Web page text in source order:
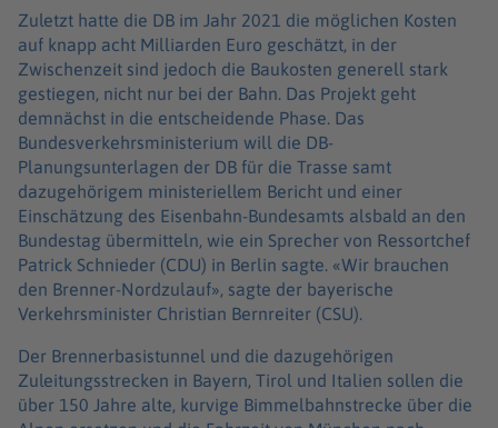
Zuletzt hatte die DB im Jahr 2021 die möglichen Kosten
auf knapp acht Milliarden Euro geschätzt, in der
Zwischenzeit sind jedoch die Baukosten generell stark
gestiegen, nicht nur bei der Bahn. Das Projekt geht
demnächst in die entscheidende Phase. Das
Bundesverkehrsministerium will die DB-
Planungsunterlagen der DB für die Trasse samt
dazugehörigem ministeriellem Bericht und einer
Einschätzung des Eisenbahn-Bundesamts alsbald an den
Bundestag übermitteln, wie ein Sprecher von Ressortchef
Patrick Schnieder (CDU) in Berlin sagte. «Wir brauchen
den Brenner-Nordzulauf», sagte der bayerische
Verkehrsminister Christian Bernreiter (CSU).
Der Brennerbasistunnel und die dazugehörigen
Zuleitungsstrecken in Bayern, Tirol und Italien sollen die
über 150 Jahre alte, kurvige Bimmelbahnstrecke über die